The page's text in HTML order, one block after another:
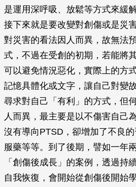
是運用深呼吸、放鬆等方式來緩
接下來就是要改變對創傷或是災
對災害的看法因人而異，故無法
式，不過在受創的初期，若能將
可以避免情況惡化，實際上的方
記憶具體化或文字，讓自己對變
尋求對自己「有利」的方式，但
人而異，最主要是以不傷害自己
沒有導向PTSD，卻增加了不良
服藥等等。到了後期，譬如一年
「創傷後成長」的案例，透過持
自我恢復，會開始從創傷後開始